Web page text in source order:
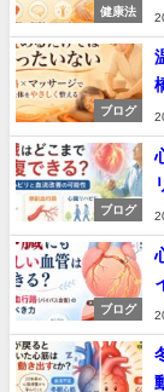
健康法
ブログ
ブログ
ブログ